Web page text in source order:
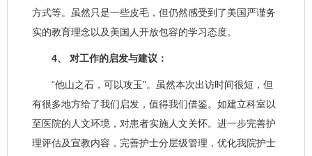
方式等。虽然只是一些皮毛，但仍然感受到了美国严谨务
实的教育理念以及美国人开放包容的学习态度。
4、 对工作的启发与建议：
“他山之石，可以攻玉”。虽然本次出访时间很短，但
有很多地方给了我们启发，值得我们借鉴。如建立科室以
至医院的人文环境，对患者实施人文关怀。进一步完善护
理评估及宣教内容，完善护士分层级管理，优化我院护士